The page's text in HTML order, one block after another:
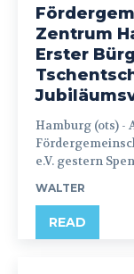
Zentrum
Erster
Hamburg (ots) - Anlässlich ihres 50. Jubiläums lud die
e.V. gestern
WALTER
READ